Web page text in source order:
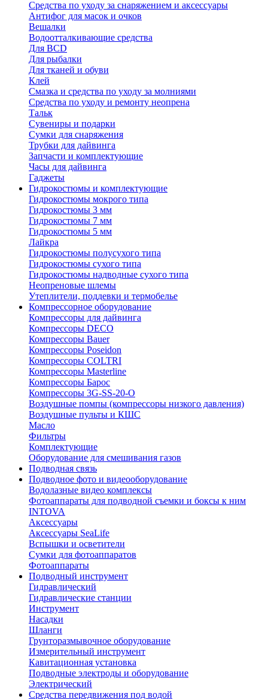
Средства по уходу за снаряжением и аксессуары
Антифог для масок и очков
Вешалки
Водоотталкивающие средства
Для BCD
Для рыбалки
Для тканей и обуви
Клей
Смазка и средства по уходу за молниями
Средства по уходу и ремонту неопрена
Тальк
Сувениры и подарки
Сумки для снаряжения
Трубки для дайвинга
Запчасти и комплектующие
Часы для дайвинга
Гаджеты
Гидрокостюмы и комплектующие
Гидрокостюмы мокрого типа
Гидрокостюмы 3 мм
Гидрокостюмы 7 мм
Гидрокостюмы 5 мм
Лайкра
Гидрокостюмы полусухого типа
Гидрокостюмы сухого типа
Гидрокостюмы надводные сухого типа
Неопреновые шлемы
Утеплители, поддевки и термобелье
Компрессорное оборудование
Компрессоры для дайвинга
Компрессоры DECO
Компрессоры Bauer
Компрессоры Poseidon
Компрессоры COLTRI
Компрессоры Masterline
Компрессоры Барос
Компрессоры 3G-SS-20-O
Воздушные помпы (компрессоры низкого давления)
Воздушные пульты и КШС
Масло
Фильтры
Комплектующие
Оборудование для смешивания газов
Подводная связь
Подводное фото и видеооборудование
Водолазные видео комплексы
Фотоаппараты для подводной съемки и боксы к ним
INTOVA
Аксессуары
Аксессуары SeaLife
Вспышки и осветители
Сумки для фотоаппаратов
Фотоаппараты
Подводный инструмент
Гидравлический
Гидравлические станции
Инструмент
Насадки
Шланги
Грунторазмывочное оборудование
Измерительный инструмент
Кавитационная установка
Подводные электроды и оборудование
Электрический
Средства передвижения под водой